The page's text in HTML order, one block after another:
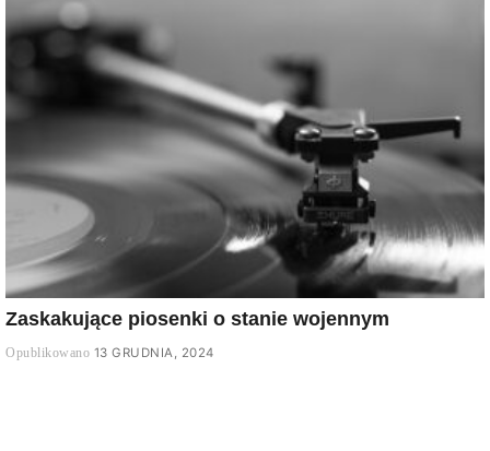
Zaskakujące piosenki o stanie wojennym
13 GRUDNIA, 2024